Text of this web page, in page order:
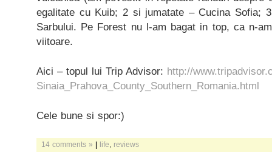
egalitate cu Kuib; 2 si jumatate – Cucina Sofia;
Sarbului. Pe Forest nu l-am bagat in top, ca n-
viitoare.
Aici – topul lui Trip Advisor: http://
Sinaia_Prahova_County_Southern_Romania.html
Cele bune si spor:)
14 comments » | life reviews